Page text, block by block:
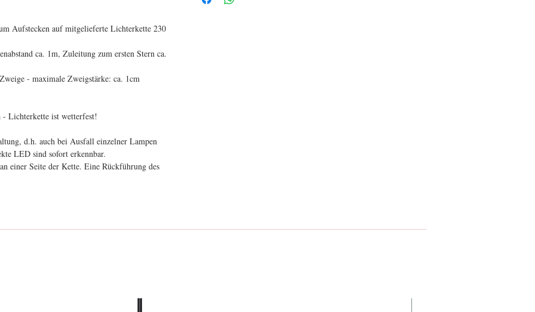
Aufstecken auf mitgelieferte Lichterkette 230
ca. 1m, Zuleitung zum ersten Stern ca.
- maximale Zweigstärke: ca. 1cm
- Lichterkette ist wetterfest!
d.h. auch bei Ausfall einzelner Lampen
LED sind sofort erkennbar.
einer Seite der Kette. Eine Rückführung des